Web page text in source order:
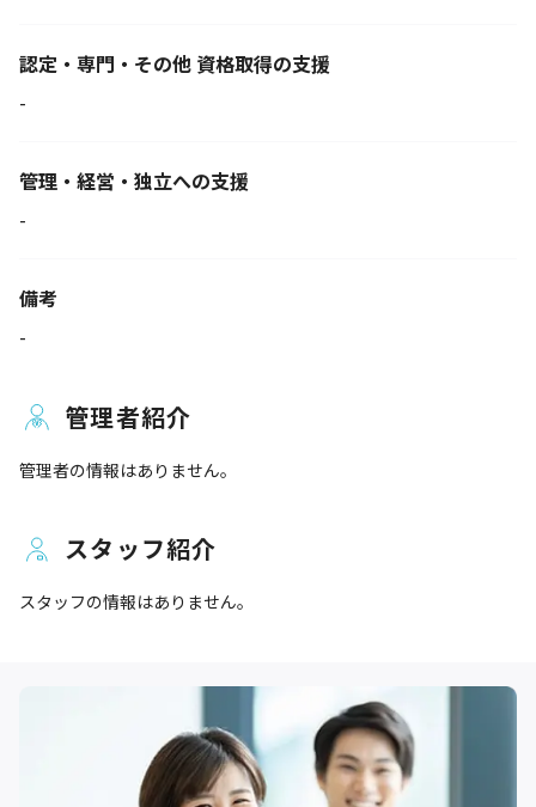
認定・専門・その他 資格取得の支援
-
管理・経営・独立への支援
-
備考
-
管理者紹介
管理者の情報はありません。
スタッフ紹介
スタッフの情報はありません。